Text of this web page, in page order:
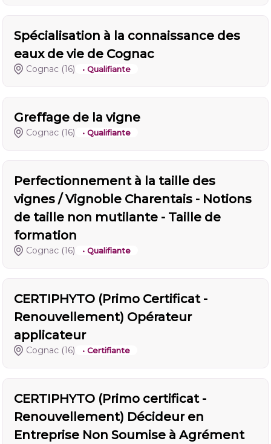
Spécialisation à la connaissance des
eaux de vie de Cognac
Cognac (16) • Qualifiante
Greffage de la vigne
Cognac (16) • Qualifiante
Perfectionnement à la taille des
vignes / Vignoble Charentais - Notions
de taille non mutilante - Taille de
formation
Cognac (16) • Qualifiante
CERTIPHYTO (Primo Certificat -
Renouvellement) Opérateur
applicateur
Cognac (16) • Certifiante
CERTIPHYTO (Primo certificat -
Renouvellement) Décideur en
Entreprise Non Soumise à Agrément